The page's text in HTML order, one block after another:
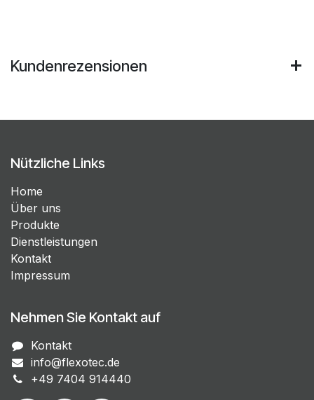
Kundenrezensionen
Nützliche Links
Home
Über uns
Produkte
Dienstleistungen
Kontakt
Impressum
Nehmen Sie Kontakt auf
Kontakt
info@flexotec.de
+49 7404 914440